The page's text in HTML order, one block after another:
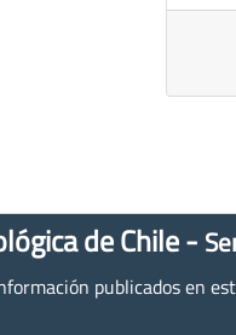
de Chile -
publicados en